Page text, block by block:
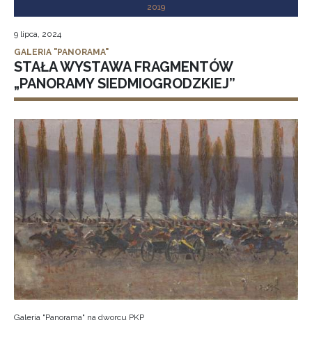
2019
9 lipca, 2024
GALERIA "PANORAMA"
STAŁA WYSTAWA FRAGMENTÓW
„PANORAMY SIEDMIOGRODZKIEJ”
Galeria "Panorama" na dworcu PKP